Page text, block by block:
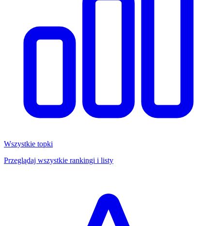
Wszystkie topki
Przeglądaj wszystkie rankingi i listy